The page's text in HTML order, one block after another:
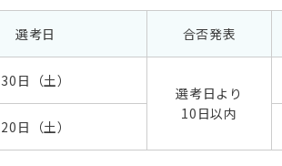
選考日 合否発表
日（土）
選考日より
10日以内
日（土）